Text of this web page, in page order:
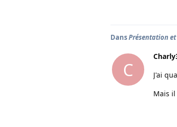
DansPrésentation
C
J'ai
Mais